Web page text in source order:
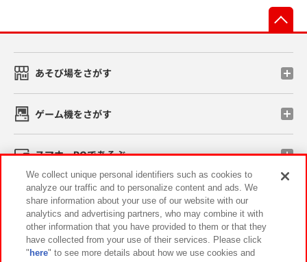
あそび場をさがす
ゲーム機をさがす
スマホ・PCであそぶ
イベント・キャンペーン
We collect unique personal identifiers such as cookies to
analyze our traffic and to personalize content and ads. We
share information about your use of our website with our
analytics and advertising partners, who may combine it with
other information that you have provided to them or that they
have collected from your use of their services. Please click
" here" to see more details about how we use cookies and